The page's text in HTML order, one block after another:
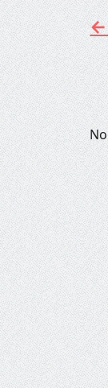
Aller
au